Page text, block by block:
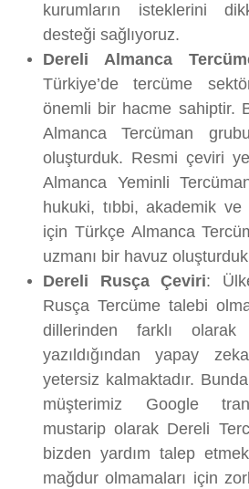
kurumların isteklerini
desteği sağlıyoruz.
Dereli Almanca
Türkiye’de tercüme
önemli bir hacme sahiptir.
Almanca Tercüman
oluşturduk. Resmi çeviri
Almanca Yeminli
hukuki, tıbbi, akademik
için Türkçe Almanca
uzmanı bir havuz
Dereli Rusça Çeviri:
Rusça Tercüme talebi
dillerinden farklı
yazıldığından yapay
yetersiz kalmaktadır.
müşterimiz Google
mustarip olarak Dereli
bizden yardım talep
mağdur olmamaları için